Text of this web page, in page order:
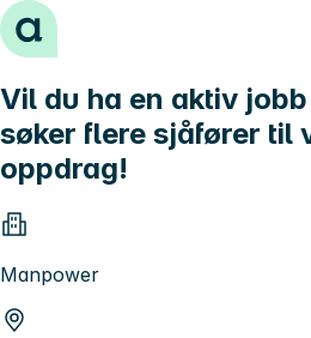
Hopp til innhold
Vil du ha en aktiv
søker flere sjåfører til
oppdrag!
Manpower